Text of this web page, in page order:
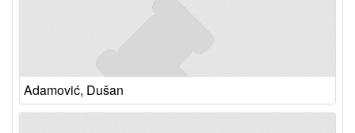
Adamović, Dušan